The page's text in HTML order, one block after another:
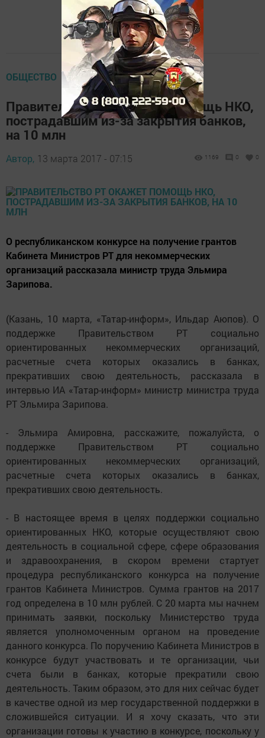
ОБЩЕСТВО
Правительство РТ окажет помощь НКО,
пострадавшим из-за закрытия банков,
на 10 млн
Автор, 13 марта 2017 - 07:15 1169 0 0
О республиканском конкурсе на получение грантов
Кабинета Министров РТ для некоммерческих
организаций рассказала министр труда Эльмира
Зарипова.
(Казань, 10 марта, «Татар-информ», Ильдар Аюпов). О
поддержке Правительством РТ социально
ориентированных некоммерческих организаций,
расчетные счета которых оказались в банках,
прекративших свою деятельность, рассказала в
интервью ИА «Татар-информ» министр министра труда
РТ Эльмира Зарипова.
- Эльмира Амировна, расскажите, пожалуйста, о
поддержке Правительством РТ социально
ориентированных некоммерческих организаций,
расчетные счета которых оказались в банках,
прекративших свою деятельность.
- В настоящее время в целях поддержки социально
ориентированных НКО, которые осуществляют свою
деятельность в социальной сфере, сфере образования
и здравоохранения, в скором времени стартует
процедура республиканского конкурса на получение
грантов Кабинета Министров. Сумма грантов на 2017
год определена в 10 млн рублей. С 20 марта мы начнем
принимать заявки, поскольку Министерство труда
является уполномоченным органом на проведение
данного конкурса. По поручению Кабинета Министров в
конкурсе будут участвовать и те организации, чьи
счета были в банках, которые прекратили свою
деятельность. Таким образом, это для них сейчас будет
в качестве одной из мер государственной поддержки в
сложившейся ситуации. И я хочу сказать, что эти
организации готовы к участию в конкурсе, поскольку у